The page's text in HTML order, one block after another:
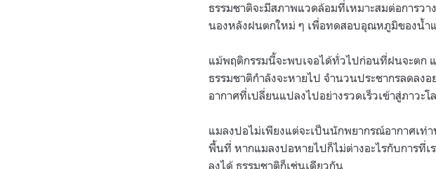
ธรรมชาติจะมีสภาพแวดล้อมที่เหมาะสมต่อการว
นองหลังฝนตกใหม่ ๆ เพื่อทดสอบอุณหภูมิของน้ำ
แม้พฤติกรรมนี้จะพบเจอได้ทั่วไปก่อนที่ฝนจะตก
ธรรมชาติกำลังจะหายไป จำนวนประชากรลดลง
อากาศที่เปลี่ยนแปลงไปอย่างรวดเร็วเข้าสู่ภาวะ
แมลงปอไม่เพียงแต่จะเป็นนักพยากรณ์อากาศเ
พื้นที่ หากแมลงปอหายไปก็ไม่ต่างอะไรกับการที่เ
ลงได้ ธรรมชาติก็เช่นเดียวกัน